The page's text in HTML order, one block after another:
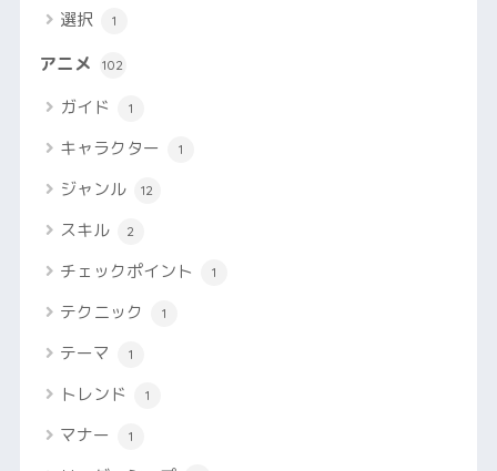
選択 1
アニメ 102
ガイド 1
キャラクター 1
ジャンル 12
スキル 2
チェックポイント 1
テクニック 1
テーマ 1
トレンド 1
マナー 1